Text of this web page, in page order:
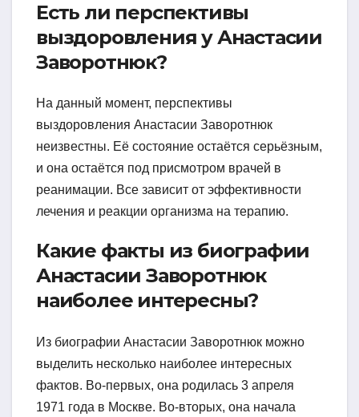
Есть ли перспективы
выздоровления у Анастасии
Заворотнюк?
На данный момент, перспективы
выздоровления Анастасии Заворотнюк
неизвестны. Её состояние остаётся серьёзным,
и она остаётся под присмотром врачей в
реанимации. Все зависит от эффективности
лечения и реакции организма на терапию.
Какие факты из биографии
Анастасии Заворотнюк
наиболее интересны?
Из биографии Анастасии Заворотнюк можно
выделить несколько наиболее интересных
фактов. Во-первых, она родилась 3 апреля
1971 года в Москве. Во-вторых, она начала